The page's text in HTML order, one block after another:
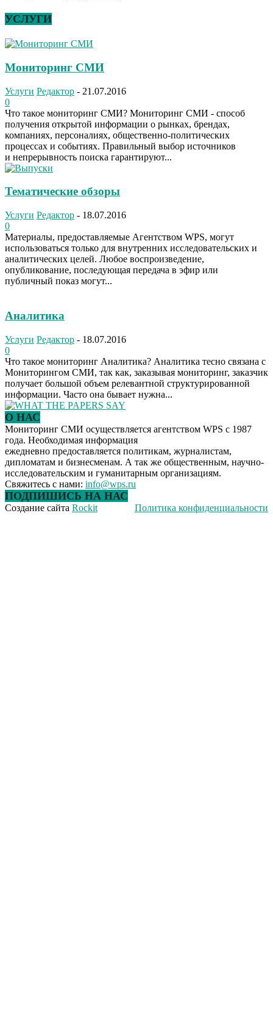
УСЛУГИ
Мониторинг СМИ
Услуги Редактор - 21.07.2016
0
Что такое мониторинг СМИ? Мониторинг СМИ - способ
получения открытой информации о рынках, брендах,
компаниях, персоналиях, общественно-политических
процессах и событиях. Правильный выбор источников
и непрерывность поиска гарантируют...
Тематические обзоры
Услуги Редактор - 18.07.2016
0
Материалы, предоставляемые Агентством WPS, могут
использоваться только для внутренних исследовательских и
аналитических целей. Любое воспроизведение,
опубликование, последующая передача в эфир или
публичный показ могут...
Аналитика
Услуги Редактор - 18.07.2016
0
Что такое мониторинг Аналитика? Аналитика тесно связана с
Мониторингом СМИ, так как, заказывая мониторинг, заказчик
получает большой объем релевантной структурированной
информации. Часто она бывает нужна...
О НАС
Мониторинг СМИ осуществляется агентством WPS с 1987
года. Необходимая информация
ежедневно предоставляется политикам, журналистам,
дипломатам и бизнесменам. А так же общественным, научно-
исследовательским и гуманитарным организациям.
Свяжитесь с нами: info@wps.ru
ПОДПИШИСЬ НА НАС
Создание сайта Rockit Политика конфиденциальности